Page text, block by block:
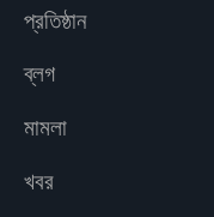
প্রতিষ্ঠান
ব্লগ
মামলা
খবর